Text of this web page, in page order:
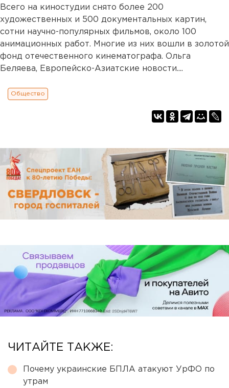
Всего на киностудии снято более 200
художественных и 500 документальных картин,
сотни научно-популярных фильмов, около 100
анимационных работ. Многие из них вошли в золотой
фонд отечественного кинематографа. Ольга
Беляева, Европейско-Азиатские новости....
Общество
ЧИТАЙТЕ ТАКЖЕ:
Почему украинские БПЛА атакуют УрФО по
утрам